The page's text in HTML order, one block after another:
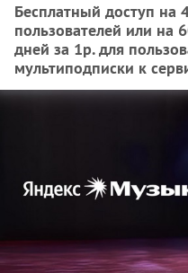
Бесплатный доступ на
пользователей или на
дней за 1р. для
мультиподписки к